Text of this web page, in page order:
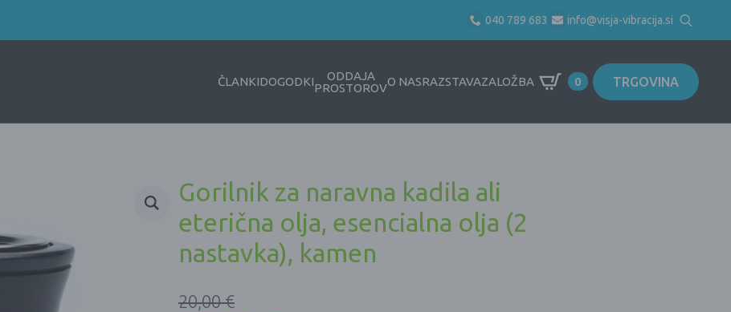
040 789 683 info@visja-vibracija.si
Search
for:
ČLANKIDOGODKI
ODDAJA
PROSTOROVO NASRAZSTAVAZALOŽBA 0 TRGOVINA
Gorilnik za naravna kadila ali
eterična olja, esencialna olja (2
nastavka), kamen
20,00€